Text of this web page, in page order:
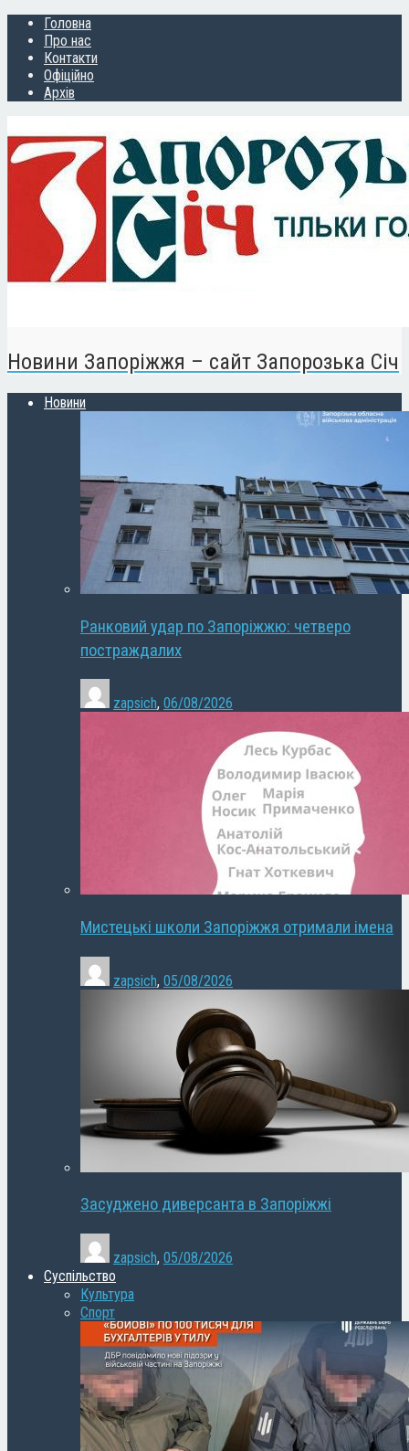
Головна
Про нас
Контакти
Офіційно
Архів
Новини Запоріжжя – сайт Запорозька Січ
Новини
Ранковий удар по Запоріжжю: четверо
постраждалих
zapsich, 06/08/2026
Мистецькі школи Запоріжжя отримали імена
zapsich, 05/08/2026
Засуджено диверсанта в Запоріжжі
zapsich, 05/08/2026
Суспільство
Культура
Спорт